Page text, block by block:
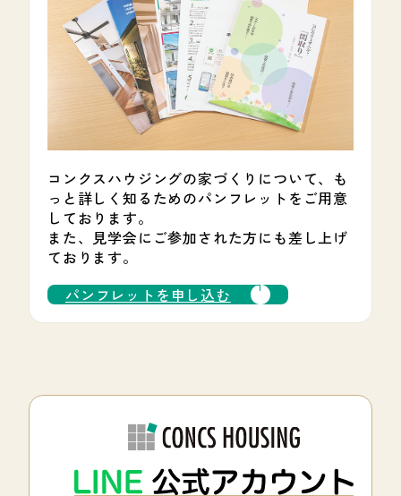
2
コンクスハウジングの家づくりについて、も
っと詳しく知るためのパンフレットをご用意
しております。
また、見学会にご参加された方にも差し上げ
ております。
パンフレットを申し込む